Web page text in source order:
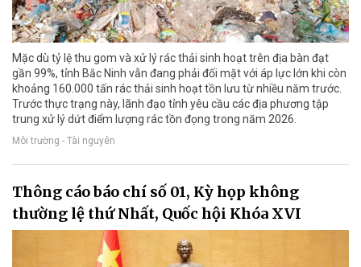
Mặc dù tỷ lệ thu gom và xử lý rác thải sinh hoạt trên địa bàn đạt
gần 99%, tỉnh Bắc Ninh vẫn đang phải đối mặt với áp lực lớn khi còn
khoảng 160.000 tấn rác thải sinh hoạt tồn lưu từ nhiều năm trước.
Trước thực trạng này, lãnh đạo tỉnh yêu cầu các địa phương tập
trung xử lý dứt điểm lượng rác tồn đọng trong năm 2026.
Môi trường - Tài nguyên
Thông cáo báo chí số 01, Kỳ họp không
thường lệ thứ Nhất, Quốc hội Khóa XVI